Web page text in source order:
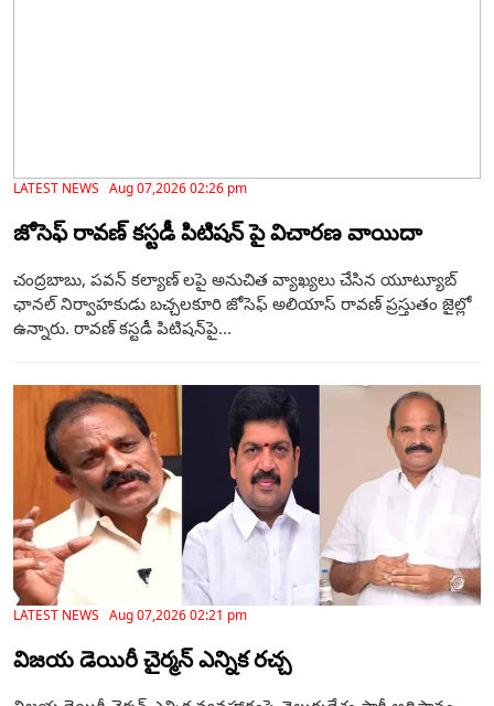
LATEST NEWS Aug 07,2026 02:26 pm
జోసెఫ్ రావణ్ కస్టడీ పిటిషన్ పై విచారణ వాయిదా
చంద్రబాబు, పవన్ కల్యాణ్ లపై అనుచిత వ్యాఖ్యలు చేసిన యూట్యూబ్
ఛానల్ నిర్వాహకుడు బచ్చలకూరి జోసెఫ్ అలియాస్ రావణ్ ప్రస్తుతం జైల్లో
ఉన్నారు. రావణ్ కస్టడీ పిటిషన్‌పై...
LATEST NEWS Aug 07,2026 02:21 pm
విజయ డెయిరీ చైర్మన్ ఎన్నిక రచ్చ